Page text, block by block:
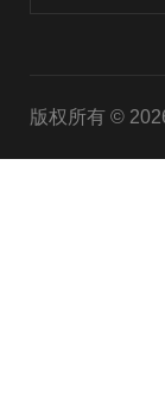
版权所有 ©